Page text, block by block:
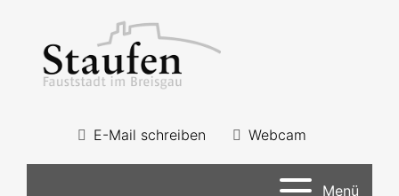
E-Mail schreiben Webcam
Menü